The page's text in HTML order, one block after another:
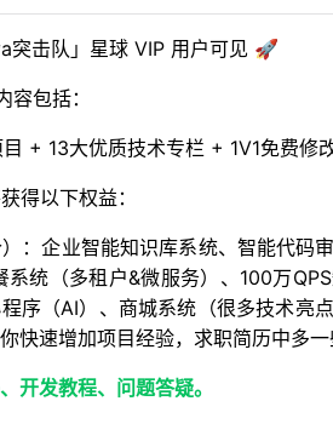
突击队」星球 VIP 用户可见 🚀
包括：
+ 13大优质技术专栏 + 1V1免费修
得以下权益：
：企业智能知识库系统、智能代
系统（多租户&微服务）、100万
序（AI）、商城系统（很多技术亮
快速增加项目经验，求职简历中多
开发教程、问题答疑。